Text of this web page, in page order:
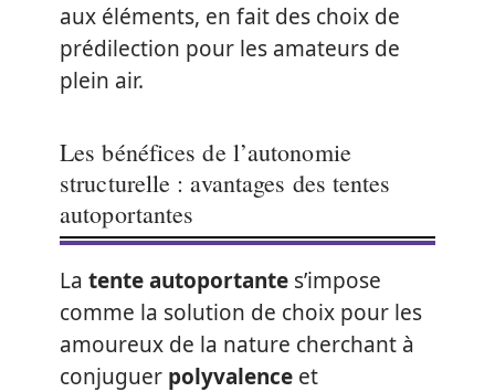
aux éléments, en fait des choix de
prédilection pour les amateurs de
plein air.
Les bénéfices de l’autonomie
structurelle : avantages des tentes
autoportantes
La tente autoportante s’impose
comme la solution de choix pour les
amoureux de la nature cherchant à
conjuguer polyvalence et